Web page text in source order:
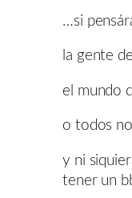
…si
la gente
el mundo
o todos
y ni
tener un